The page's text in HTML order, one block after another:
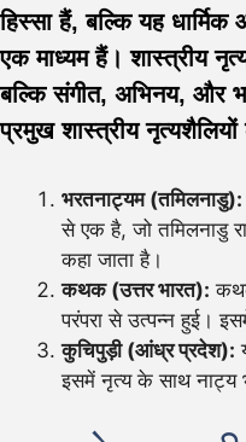
हिस्सा हैं, बल्कि यह धार्मिक
एक माध्यम हैं। शास्त्रीय
बल्कि संगीत, अभिनय, और
प्रमुख शास्त्रीय
भरतनाट्यम (तमिलनाडु):
से एक है, जो तमिलनाडु
कहा जाता है।
कथक (उत्तर भारत):
परंपरा से उत्पन्न हुई।
कुचिपुड़ी (आंध्र प्रदेश):
इसमें नृत्य के साथ नाट्य